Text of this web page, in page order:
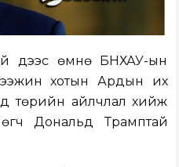
үдээс өмнө БНХАУ-ын
хотын Ардын их
төрийн айлчлал хийж
Дональд Трамптай